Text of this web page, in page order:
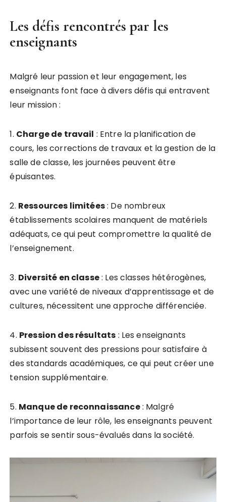
Les défis rencontrés par les
enseignants
Malgré leur passion et leur engagement, les
enseignants font face à divers défis qui entravent
leur mission :
1. Chargede travail : Entre la planification de
cours, les corrections de travaux et la gestion de la
salle de classe, les journées peuvent être
épuisantes.
2. Ressources limitées: De nombreux
établissements scolaires manquent de matériels
adéquats, ce qui peut compromettre la qualité de
l’enseignement.
3. Diversité en classe: Les classes hétérogènes,
avec une variété de niveaux d’apprentissage et de
cultures, nécessitent une approche différenciée.
4. Pression desrésultats : Les enseignants
subissent souvent des pressions pour satisfaire à
des standards académiques, ce qui peut créer une
tension supplémentaire.
5. Manquede reconnaissance: Malgré
l’importance de leur rôle, les enseignants peuvent
parfois se sentir sous-évalués dans la société.